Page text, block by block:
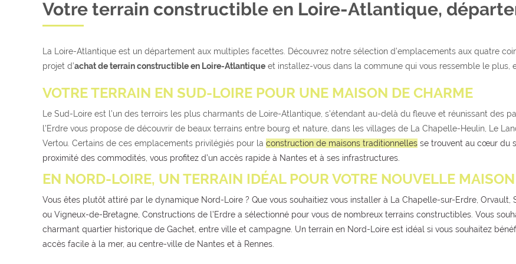
Votre terrain constructible en Loire-Atlantique,
La Loire-Atlantique est un département aux multiples facettes. Découvrez notre sélection d’emplacements aux quatre
projet d’achat de terrain constructible en Loire-Atlantique et installez-vous dans la commune qui vous ressemble le plus,
VOTRE TERRAIN EN SUD-LOIRE POUR UNE MAISON DE CHARME
Le Sud-Loire est l’un des terroirs les plus charmants de Loire-Atlantique, s’étendant au-delà du fleuve et réunissant des
l’Erdre vous propose de découvrir de beaux terrains entre bourg et nature, dans les villages de La Chapelle-Heulin, Le
Vertou. Certains de ces emplacements privilégiés pour la construction de maisons traditionnelles se trouvent au cœur du
proximité des commodités, vous profitez d’un accès rapide à Nantes et à ses infrastructures.
EN NORD-LOIRE, UN TERRAIN IDÉAL POUR VOTRE NOUVELLE MAISON
Vous êtes plutôt attiré par le dynamique Nord-Loire ? Que vous souhaitiez vous installer à La Chapelle-sur-Erdre,
ou Vigneux-de-Bretagne, Constructions de l’Erdre a sélectionné pour vous de nombreux terrains constructibles. Vous
charmant quartier historique de Gachet, entre ville et campagne. Un terrain en Nord-Loire est idéal si vous souhaitez
accès facile à la mer, au centre-ville de Nantes et à Rennes.